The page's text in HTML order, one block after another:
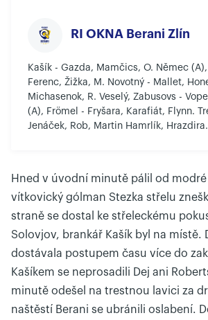
RI OKNA Berani Zlín
Kašík - Gazda, Mamčics, O. Němec
Ferenc, Žižka, M. Novotný - Mallet,
Michasenok, R. Veselý, Zabusovs -
(A), Frömel - Fryšara, Karafiát, Flynn.
Jenáček, Rob, Martin Hamrlík, Hrazdira.
Hned v úvodní minutě pálil od modré
vítkovický gólman Stezka střelu
straně se dostal ke střeleckému
Solovjov, brankář Kašík byl na místě.
dostávala postupem času více do
Kašíkem se neprosadili Dej ani
minutě odešel na trestnou lavici za
naštěstí Berani se ubránili oslabení.